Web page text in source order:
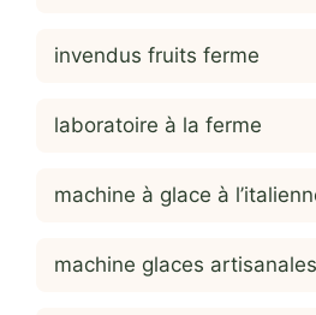
invendus fruits ferme
laboratoire à la ferme
machine à glace à
machine glaces artisanales